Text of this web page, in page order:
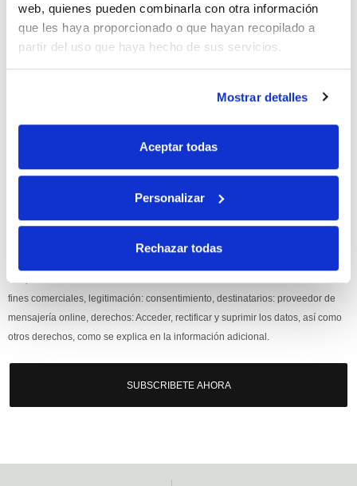
web, quienes pueden combinarla con otra información
que les haya proporcionado o que hayan recopilado a
partir del uso que haya hecho de sus servicios.
Mostrar detalles
Aceptar todas
Personalizar
Rechazar todas
10% de descuento
con tu primera compra.
disfruta deun 10% de descuentoen tu primera compra.
Si, he leído y acepto la política de protección de datos.
Responsable: HIJOS DE JOSÉ SERRATS S.A. Finalidad: tratamientos con
fines comerciales, legitimación: consentimiento, destinatarios: proveedor de
mensajería online, derechos: Acceder, rectificar y suprimir los datos, así como
otros derechos, como se explica en la información adicional.
SUBSCRIBETE AHORA